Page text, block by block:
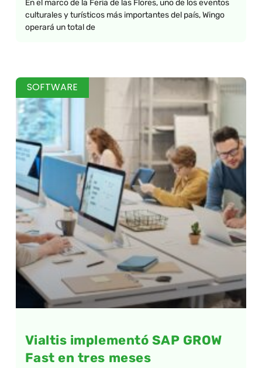
En el marco de la Feria de las Flores, uno de los eventos
culturales y turísticos más importantes del país, Wingo
operará un total de
SOFTWARE
Vialtis implementó SAP GROW
Fast en tres meses